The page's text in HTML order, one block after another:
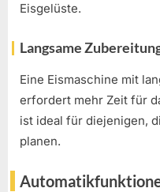
Eisgelüste.
Langsame
Eine Eismaschine mit
erfordert mehr Zeit für
ist ideal für diejenigen,
planen.